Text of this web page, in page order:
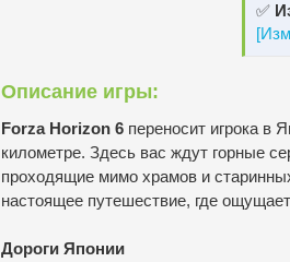
✅
Описание игры:
Forza Horizon 6 переносит игрока в
километре. Здесь вас ждут горные
проходящие мимо храмов и
настоящее путешествие, где
Дороги Японии